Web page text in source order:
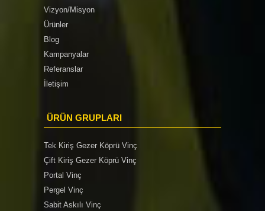
Vizyon/Misyon
Ürünler
Blog
Kampanyalar
Referanslar
İletişim
ÜRÜN GRUPLARI
Tek Kiriş Gezer Köprü Vinç
Çift Kiriş Gezer Köprü Vinç
Portal Vinç
Pergel Vinç
Sabit Askılı Vinç